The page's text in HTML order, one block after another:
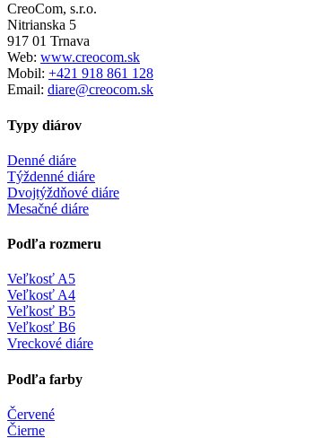
CreoCom, s.r.o.
Nitrianska 5
917 01 Trnava
Web: www.creocom.sk
Mobil: +421 918 861 128
Email: diare@creocom.sk
Typy diárov
Denné diáre
Týždenné diáre
Dvojtýždňové diáre
Mesačné diáre
Podľa rozmeru
Veľkosť A5
Veľkosť A4
Veľkosť B5
Veľkosť B6
Vreckové diáre
Podľa farby
Červené
Čierne